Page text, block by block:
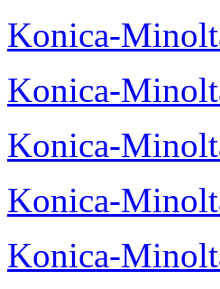
Konica-
Konica-
Konica-
Konica-
Konica-